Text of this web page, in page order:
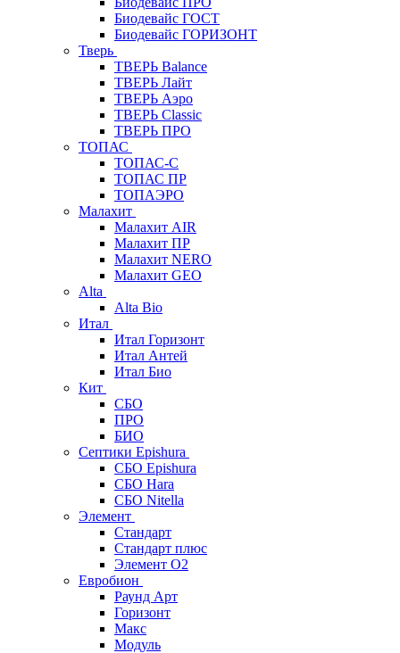
Биодевайс ГОСТ
Биодевайс ГОРИЗОНТ
Тверь
ТВЕРЬ Balance
ТВЕРЬ Лайт
ТВЕРЬ Аэро
ТВЕРЬ Classic
ТВЕРЬ ПРО
ТОПАС
ТОПАС-С
ТОПАС ПР
ТОПАЭРО
Малахит
Малахит AIR
Малахит ПР
Малахит NERO
Малахит GEO
Alta
Alta Bio
Итал
Итал Горизонт
Итал Антей
Итал Био
Кит
СБО
ПРО
БИО
Септики Epishura
СБО Epishura
СБО Hara
СБО Nitella
Элемент
Стандарт
Стандарт плюс
Элемент О2
Евробион
Раунд Арт
Горизонт
Макс
Модуль